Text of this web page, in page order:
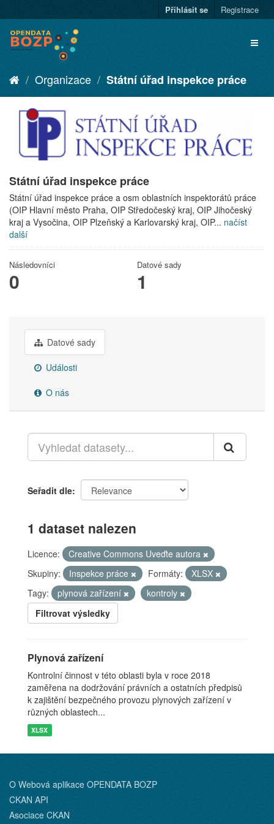
Přihlásit se Registrace
Organizace Státní úřad inspekce práce
Státní úřad inspekce práce
Státní úřad inspekce práce a osm oblastních inspektorátů práce
(OIP Hlavní město Praha, OIP Středočeský kraj, OIP Jihočeský
kraj a Vysočina, OIP Plzeňský a Karlovarský kraj, OIP... načíst
další
Následovníci
0
Datové sady
1
Datové sady
Události
O nás
Seřadit dle
1 dataset nalezen
Licence:
Creative Commons Uveďte autora
Skupiny:
Inspekce práce Formáty:
XLSX
Tagy:
plynová zařízení
kontroly
Filtrovat výsledky
Plynová zařízení
Kontrolní činnost v této oblasti byla v roce 2018
zaměřena na dodržování právních a ostatních předpisů
k zajištění bezpečného provozu plynových zařízení v
různých oblastech...
XLSX
O Webová aplikace OPENDATA BOZP
CKAN API
Asociace CKAN